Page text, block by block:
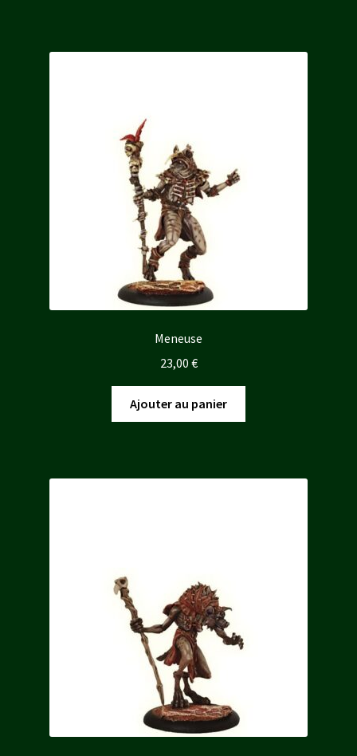
Meneuse
23,00 €
Ajouter au panier